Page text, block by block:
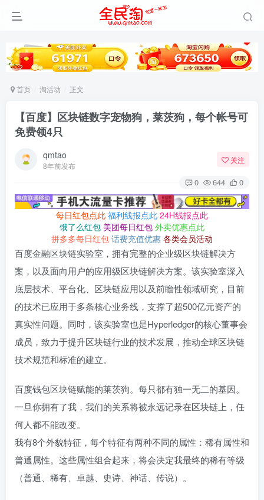
首页 淘活动 正文
【百度】区块链数字宠物狗，莱茨狗，每个帐号可
免费领4只
qmtao
8年前发布
关注
0 644 0
每日红包点此 福利线报点此 24H线报点此
饿了么红包 美团每日红包 外卖优惠点此
拼多多每日红包 话费充值优惠 各类会员活动
百度金融区块链实验室，拥有完整的企业级区块链解决方
案，以及面向用户的应用级区块链解决方案。该实验室深入
底层技术、平台化、区块链应用以及前瞻性领域研究，目前
的技术已应用于多条核心业务线，支撑了超500亿元资产的
真实性问题。同时，该实验室也是Hyperledger的核心董事会
成员，致力于提升区块链行业的技术发展，推动全球区块链
技术规范和标准的建立。
百度钱包区块链赋能的莱茨狗。每只都有独一无二的基因。
一旦你拥有了我，我们的关系将被永远记录在区块链上，任
何人都不能改变。
我有8个外貌特征，每个特征有两种不同的属性：稀有属性和
普通属性。这些属性组合起来，将会决定我最终的稀有等级
（普通、稀有、卓越、史诗、神话、传说）。